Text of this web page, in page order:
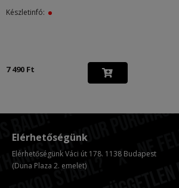
Készletinfó:
7 490 Ft
Elérhetőségünk
Elérhetőségünk Váci út 178. 1138 Budapest
(Duna Plaza 2. emelet)